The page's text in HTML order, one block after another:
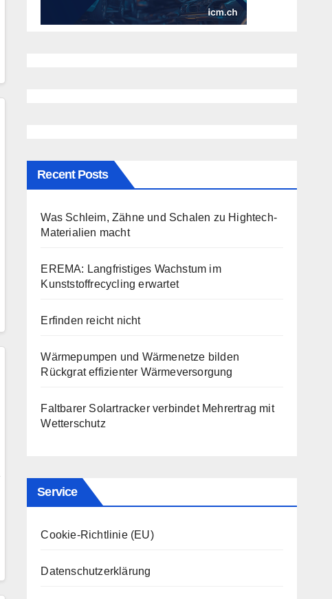
Recent Posts
Was Schleim, Zähne und Schalen zu Hightech-
Materialien macht
EREMA: Langfristiges Wachstum im
Kunststoffrecycling erwartet
Erfinden reicht nicht
Wärmepumpen und Wärmenetze bilden
Rückgrat effizienter Wärmeversorgung
Faltbarer Solartracker verbindet Mehrertrag mit
Wetterschutz
Service
Cookie-Richtlinie (EU)
Datenschutzerklärung